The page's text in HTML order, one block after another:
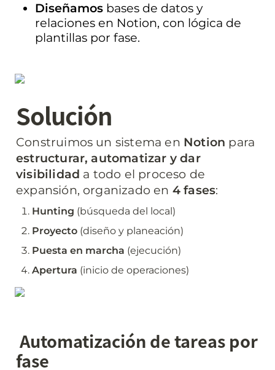
Diseñamos bases de datos y
relaciones en Notion, con lógica de
plantillas por fase.
Solución
Construimos un sistema en Notion
estructurar, automatizar y dar
visibilidad a todo el proceso de
expansión, organizado en 4 fases:
Hunting (búsqueda del local)
Proyecto (diseño y planeación)
Puesta en marcha (ejecución)
Apertura (inicio de operaciones)
Automatización de tareas por
fase